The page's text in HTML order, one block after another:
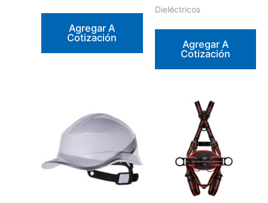
Agregar A
Cotización
Dieléctricos
Agregar A
Cotización